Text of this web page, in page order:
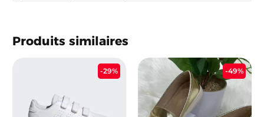
Produits similaires
-29%
Le
prix
actuel
5.600 د.ج.
-49%
Le
prix
initial
était :
4.900 د.ج.
Le
prix